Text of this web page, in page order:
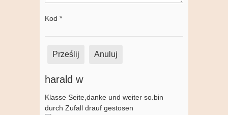
Kod *
Prześlij Anuluj
harald w
Klasse Seite,danke und weiter so.bin
durch Zufall drauf gestosen